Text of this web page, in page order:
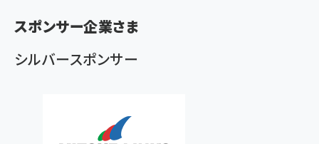
ず
スポンサー企業さま
シルバースポンサー